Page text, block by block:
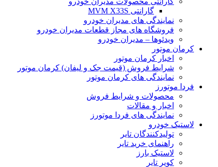
گارانتی MVM X33S
نمایندگی های مدیران خودرو
فروشگاه های مجاز قطعات مدیران خودرو
ویدئوها – مدیران خودرو
کرمان موتور
اخبار کرمان موتور
شرایط فروش (قیمت جک و لیفان) کرمان موتور
نمایندگی های کرمان موتور
فردا موتورز
محصولات و شرایط فروش
اخبار و مقالات
نمایندگی های فردا موتورز
لاستیک خودرو
تولیدکنندگان تایر
راهنمای خرید تایر
لاستیک بارز
کویر تایر